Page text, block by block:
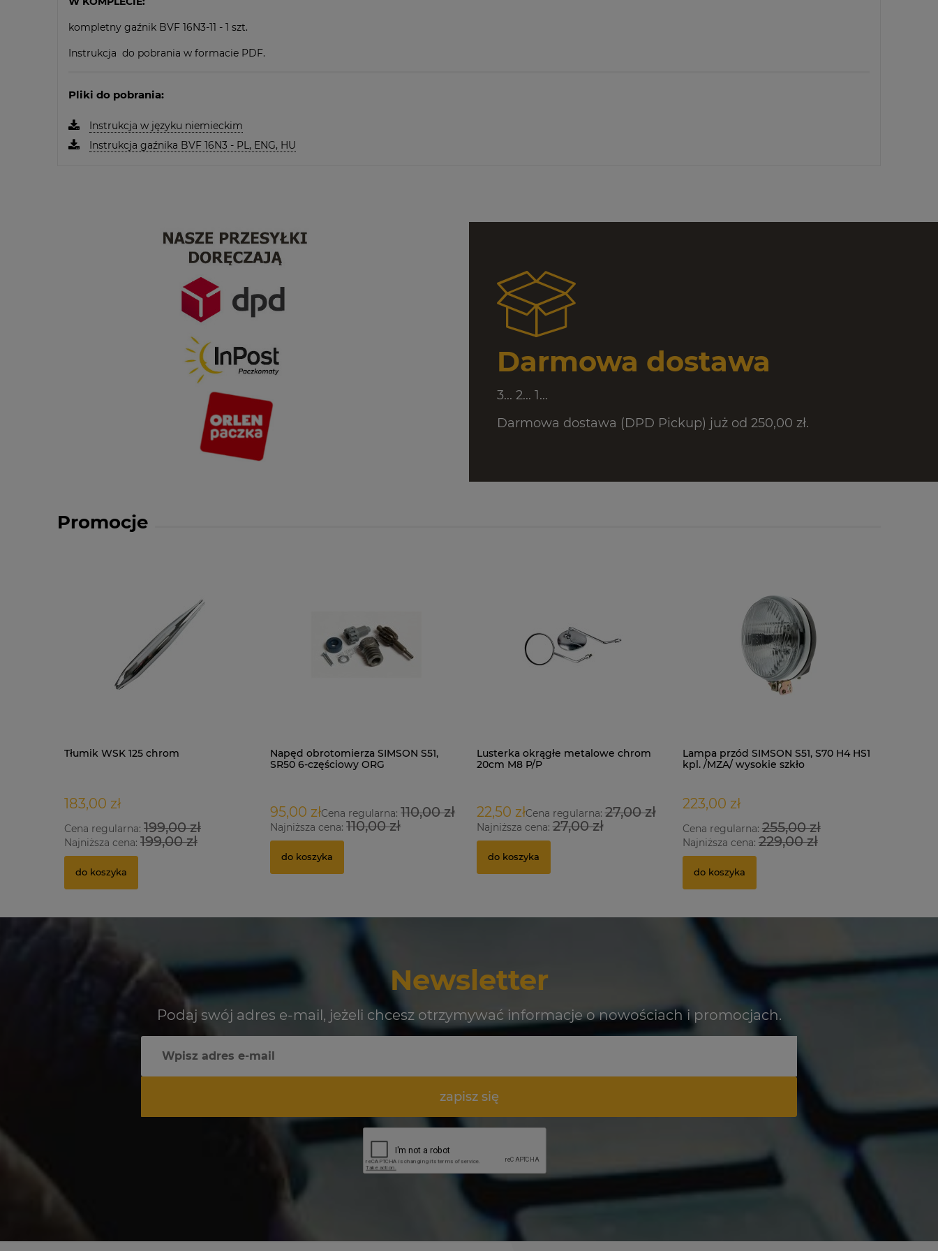
kompletny gaźnik BVF 16N3-11 - 1 szt.
Instrukcja do pobrania w formacie PDF.
Pliki do pobrania:
Instrukcja w języku niemieckim
Instrukcja gaźnika BVF 16N3 - PL, ENG, HU
Darmowa dostawa
3... 2... 1...
Darmowa dostawa (DPD Pickup) już od 250,00 zł.
Promocje
Tłumik WSK 125 chrom
183,00 zł
Cena regularna: 199,00 zł
Najniższa cena: 199,00 zł
do koszyka
Napęd obrotomierza SIMSON S51,
SR50 6-częściowy ORG
95,00 złCena regularna:110,00 zł
Najniższa cena:110,00 zł
do koszyka
Lusterka okrągłe metalowe chrom
20cm M8 P/P
22,50 złCena regularna:27,00 zł
Najniższa cena:27,00 zł
do koszyka
Lampa przód SIMSON S51, S70 H4 HS1
kpl. /MZA/ wysokie szkło
223,00 zł
Cena regularna: 255,00 zł
Najniższa cena: 229,00 zł
do koszyka
Newsletter
Podaj swój adres e-mail, jeżeli chcesz otrzymywać informacje o nowościach i promocjach.
zapisz się